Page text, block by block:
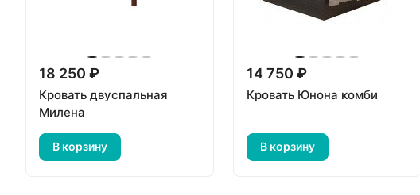
18 250 ₽
Кровать двуспальная
Милена
В корзину
14 750 ₽
Кровать Юнона комби
В корзину